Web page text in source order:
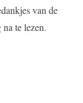
van de
te lezen.